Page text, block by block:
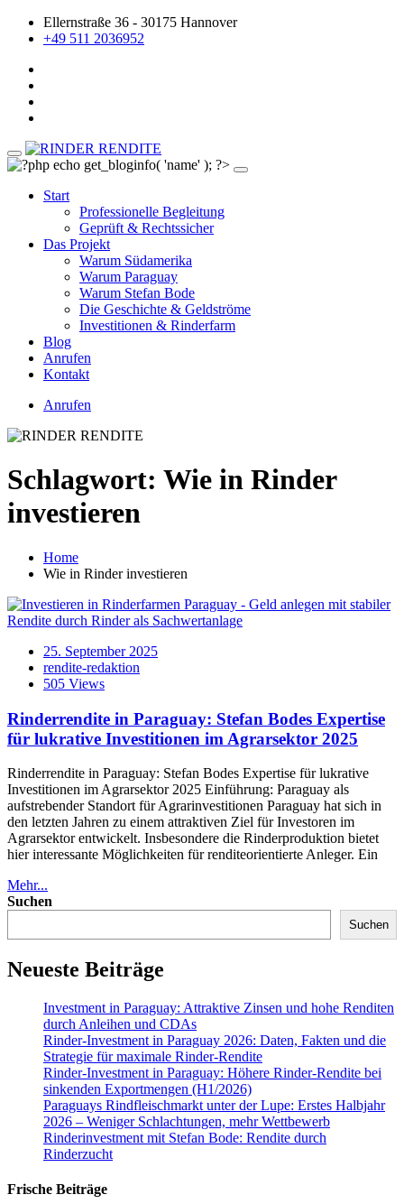
Ellernstraße 36 - 30175 Hannover
+49 511 2036952
Start
Professionelle Begleitung
Geprüft & Rechtssicher
Das Projekt
Warum Südamerika
Warum Paraguay
Warum Stefan Bode
Die Geschichte & Geldströme
Investitionen & Rinderfarm
Blog
Anrufen
Kontakt
Anrufen
Schlagwort: Wie in Rinder
investieren
Home
Wie in Rinder investieren
25. September 2025
rendite-redaktion
505 Views
Rinderrendite in Paraguay: Stefan Bodes Expertise
für lukrative Investitionen im Agrarsektor 2025
Rinderrendite in Paraguay: Stefan Bodes Expertise für lukrative
Investitionen im Agrarsektor 2025 Einführung: Paraguay als
aufstrebender Standort für Agrarinvestitionen Paraguay hat sich in
den letzten Jahren zu einem attraktiven Ziel für Investoren im
Agrarsektor entwickelt. Insbesondere die Rinderproduktion bietet
hier interessante Möglichkeiten für renditeorientierte Anleger. Ein
Mehr...
Suchen
Suchen
Neueste Beiträge
Investment in Paraguay: Attraktive Zinsen und hohe Renditen
durch Anleihen und CDAs
Rinder-Investment in Paraguay 2026: Daten, Fakten und die
Strategie für maximale Rinder-Rendite
Rinder-Investment in Paraguay: Höhere Rinder-Rendite bei
sinkenden Exportmengen (H1/2026)
Paraguays Rindfleischmarkt unter der Lupe: Erstes Halbjahr
2026 – Weniger Schlachtungen, mehr Wettbewerb
Rinderinvestment mit Stefan Bode: Rendite durch
Rinderzucht
Frische Beiträge